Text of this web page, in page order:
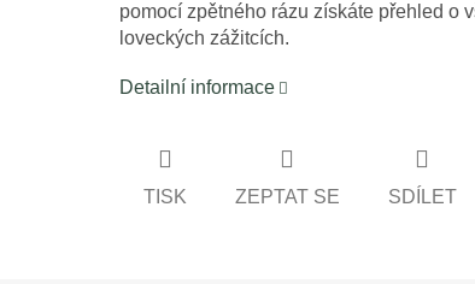
pomocí zpětného rázu získáte přehled o
loveckých zážitcích.
Detailní informace
TISK ZEPTAT SE SDÍLET